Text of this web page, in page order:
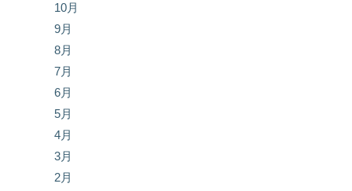
10月
9月
8月
7月
6月
5月
4月
3月
2月